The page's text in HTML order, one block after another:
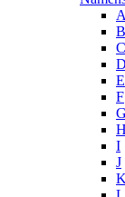
B
C
D
E
F
G
H
I
J